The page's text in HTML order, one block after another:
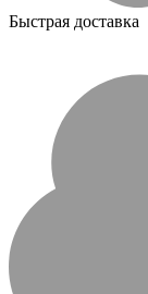
Быстрая доставка